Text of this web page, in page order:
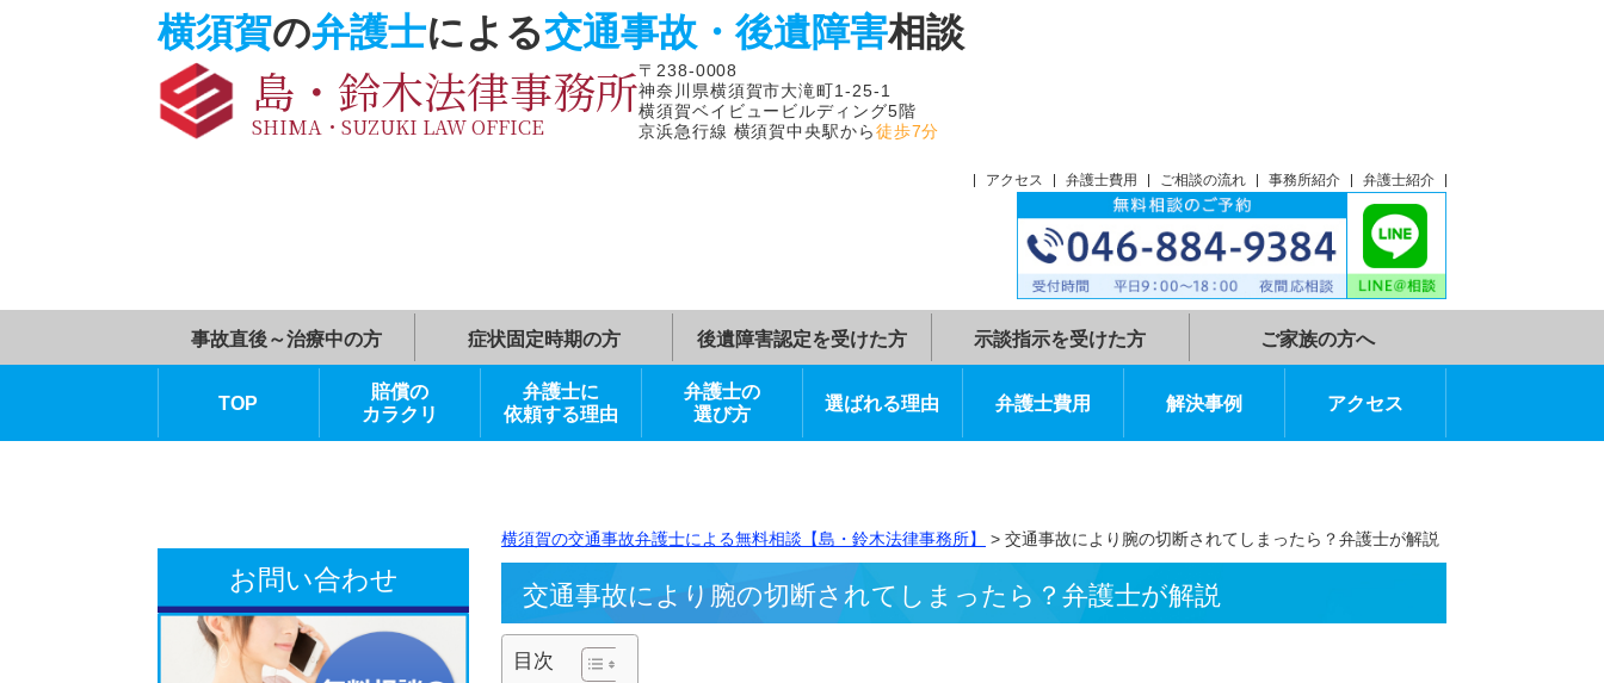
横須賀の弁護士による交通事故・後遺障害
島・鈴木法律事務所
SHIMA・SUZUKI LAW OFFICE
〒238-0008
神奈川県横須賀市大滝町1-25-1
横須賀ベイビュービルディング5階
京浜急行線 横須賀中央駅から
アクセス 弁護士費用 ご相談の流れ 事務所紹介
事故直後～治療中の方 症状固定時期の方
TOP
弁護士に
弁護士の
選ばれる理由 弁護士費用 解決事例 アクセス
横須賀の交通事故弁護士による無料相談【島・鈴木法律事務所】>交通事故により腕の切断されてしまったら？弁護士が解説
交通事故により腕の切断されてしまったら？弁護士が解説
お問い合わせ